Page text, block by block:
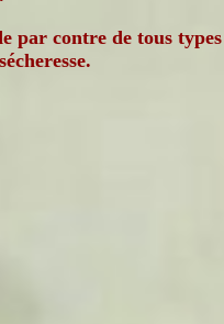
par contre de tous